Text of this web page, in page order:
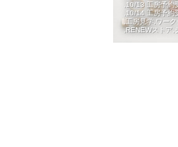
10/13 工房予約
10/14 工房予約
工房見学 ワー
RENEWストア